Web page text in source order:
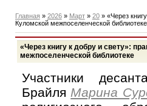
Главная » 2026 » Март » 20» «Через
Куломской межпоселенческой библиотеке
«Через книгу к добру и свету»:
межпоселенческой библиотеке
Участники
Брайля Марина